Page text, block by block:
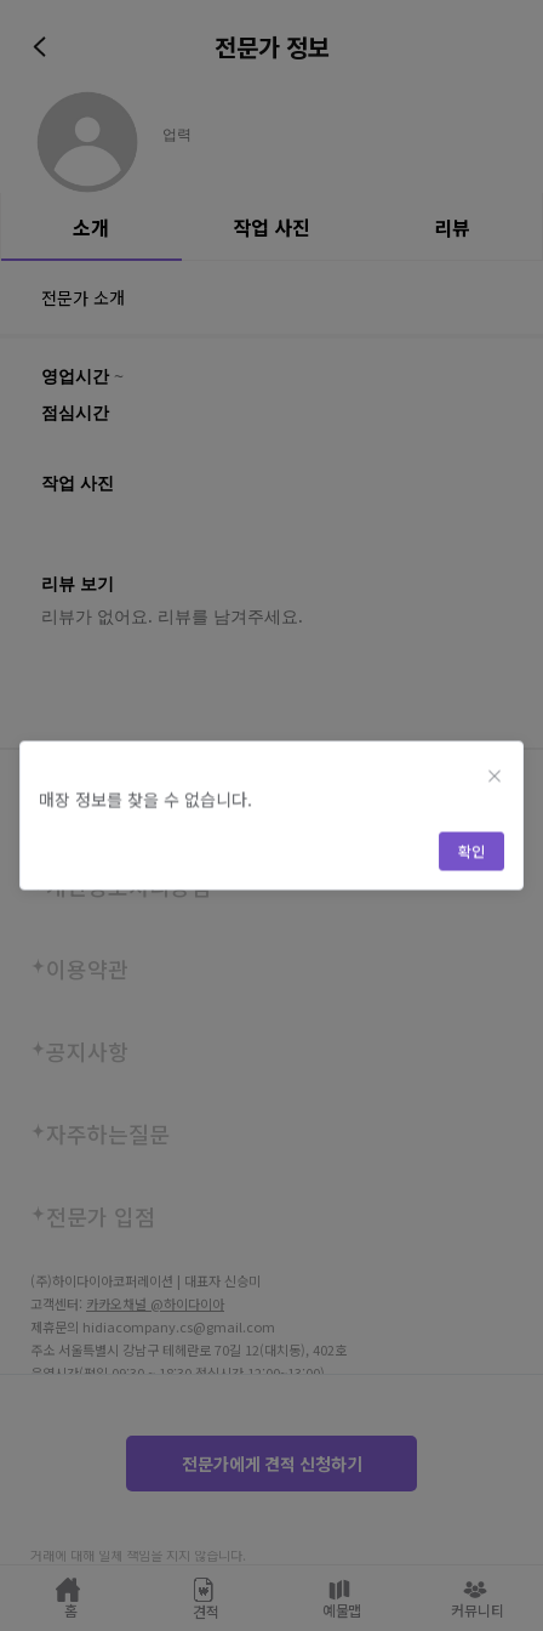
전문가 정보
업력
소개 작업 사진 리뷰
전문가 소개
영업시간 ~
점심시간
작업 사진
리뷰 보기
리뷰가 없어요. 리뷰를 남겨주세요.
전문가에게 견적 신청하기
회사소개
개인정보처리방침
이용약관
공지사항
자주하는질문
전문가 입점
(주)하이다이아코퍼레이션 | 대표자 신승미
고객센터: 카카오채널 @하이다이아
제휴문의 hidiacompany.cs@gmail.com
주소 서울특별시 강남구 테헤란로 70길 12(대치동), 402호
운영시간(평일 09:30 ~ 18:30 점심시간 12:00~13:00)
SGI서울보증보험 구매안전서비스
통신판매번호 제 2025-서울강남-05661호
호스팅사업자 Amazon Web Service (AWS)
거래에 대해 일체 책임을 지지 않습니다.
copyright © HIDIA
홈 견적 예물맵 커뮤니티
매장 정보를 찾을 수 없습니다.
확인